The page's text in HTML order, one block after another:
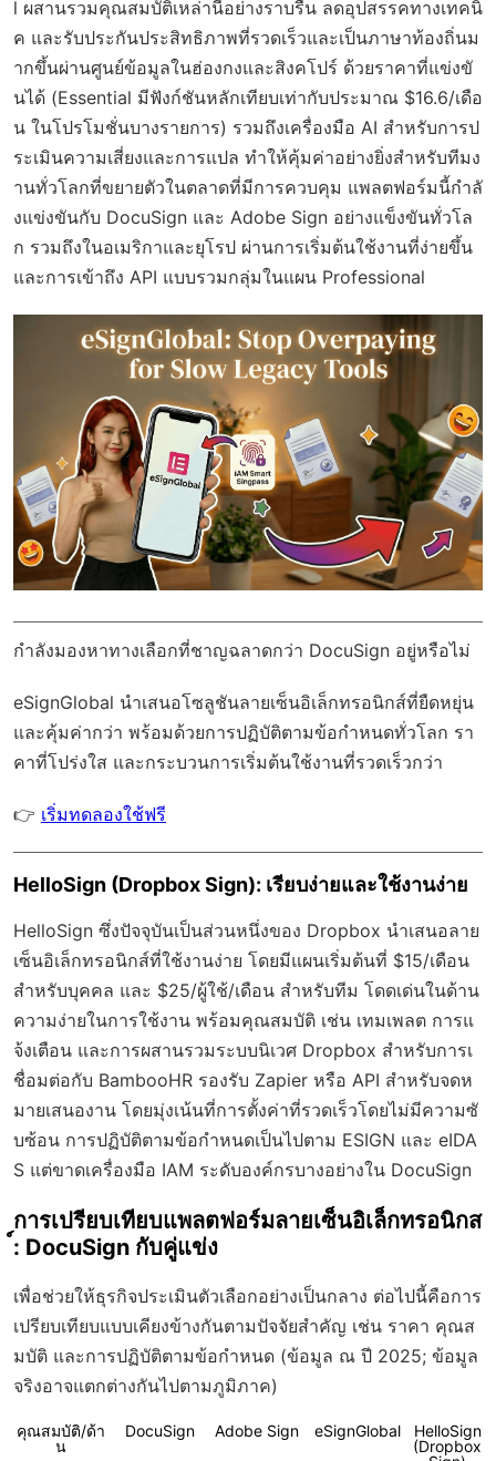
l ผสานรวมคุณสมบัติเหล่านี้อย่างราบรื่น ลดอุปสรรคทางเทคนิ
ค และรับประกันประสิทธิภาพที่รวดเร็วและเป็นภาษาท้องถิ่นม
ากขึ้นผ่านศูนย์ข้อมูลในฮ่องกงและสิงคโปร์ ด้วยราคาที่แข่งขั
นได้ (Essential มีฟังก์ชันหลักเทียบเท่ากับประมาณ $16.6/เดือ
น ในโปรโมชั่นบางรายการ) รวมถึงเครื่องมือ AI สำหรับการป
ระเมินความเสี่ยงและการแปล ทำให้คุ้มค่าอย่างยิ่งสำหรับทีมง
านทั่วโลกที่ขยายตัวในตลาดที่มีการควบคุม แพลตฟอร์มนี้กำลั
งแข่งขันกับ DocuSign และ Adobe Sign อย่างแข็งขันทั่วโล
ก รวมถึงในอเมริกาและยุโรป ผ่านการเริ่มต้นใช้งานที่ง่ายขึ้น
และการเข้าถึง API แบบรวมกลุ่มในแผน Professional
กำลังมองหาทางเลือกที่ชาญฉลาดกว่า DocuSign อยู่หรือไม่
eSignGlobal นำเสนอโซลูชันลายเซ็นอิเล็กทรอนิกส์ที่ยืดหยุ่น
และคุ้มค่ากว่า พร้อมด้วยการปฏิบัติตามข้อกำหนดทั่วโลก รา
คาที่โปร่งใส และกระบวนการเริ่มต้นใช้งานที่รวดเร็วกว่า
👉 เริ่มทดลองใช้ฟรี
HelloSign (Dropbox Sign): เรียบง่ายและใช้งานง่าย
HelloSign ซึ่งปัจจุบันเป็นส่วนหนึ่งของ Dropbox นำเสนอลาย
เซ็นอิเล็กทรอนิกส์ที่ใช้งานง่าย โดยมีแผนเริ่มต้นที่ $15/เดือน
สำหรับบุคคล และ $25/ผู้ใช้/เดือน สำหรับทีม โดดเด่นในด้าน
ความง่ายในการใช้งาน พร้อมคุณสมบัติ เช่น เทมเพลต การแ
จ้งเตือน และการผสานรวมระบบนิเวศ Dropbox สำหรับการเ
ชื่อมต่อกับ BambooHR รองรับ Zapier หรือ API สำหรับจดห
มายเสนองาน โดยมุ่งเน้นที่การตั้งค่าที่รวดเร็วโดยไม่มีความซั
บซ้อน การปฏิบัติตามข้อกำหนดเป็นไปตาม ESIGN และ eIDA
S แต่ขาดเครื่องมือ IAM ระดับองค์กรบางอย่างใน DocuSign
การเปรียบเทียบแพลตฟอร์มลายเซ็นอิเล็กทรอนิกส
์: DocuSign กับคู่แข่ง
เพื่อช่วยให้ธุรกิจประเมินตัวเลือกอย่างเป็นกลาง ต่อไปนี้คือการ
เปรียบเทียบแบบเคียงข้างกันตามปัจจัยสำคัญ เช่น ราคา คุณส
มบัติ และการปฏิบัติตามข้อกำหนด (ข้อมูล ณ ปี 2025; ข้อมูล
จริงอาจแตกต่างกันไปตามภูมิภาค)
คุณสมบัติ/ด้า
น
DocuSign Adobe Sign eSignGlobal
HelloSign
(Dropbox